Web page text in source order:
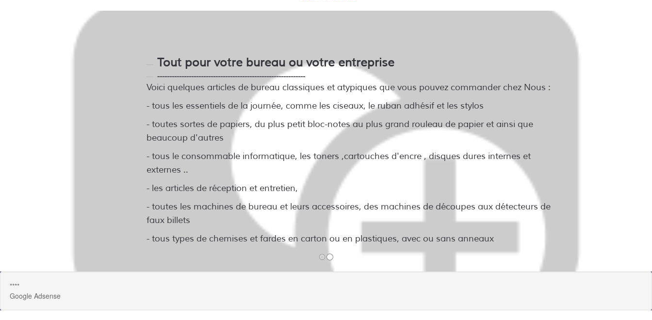
Tout pour votre bureau ou votre entreprise
-------------------------------------------------------------
Voici quelques articles de bureau classiques et atypiques que vous pouvez commander chez Nous :
- tous les essentiels de la journée, comme les ciseaux, le ruban adhésif et les stylos
- toutes sortes de papiers, du plus petit bloc-notes au plus grand rouleau de papier et ainsi que
beaucoup d'autres
- tous le consommable informatique, les toners ,cartouches d'encre , disques dures internes et
externes ..
- les articles de réception et entretien,
- toutes les machines de bureau et leurs accessoires, des machines de découpes aux détecteurs de
faux billets
- tous types de chemises et fardes en carton ou en plastiques, avec ou sans anneaux
****
Google Adsense